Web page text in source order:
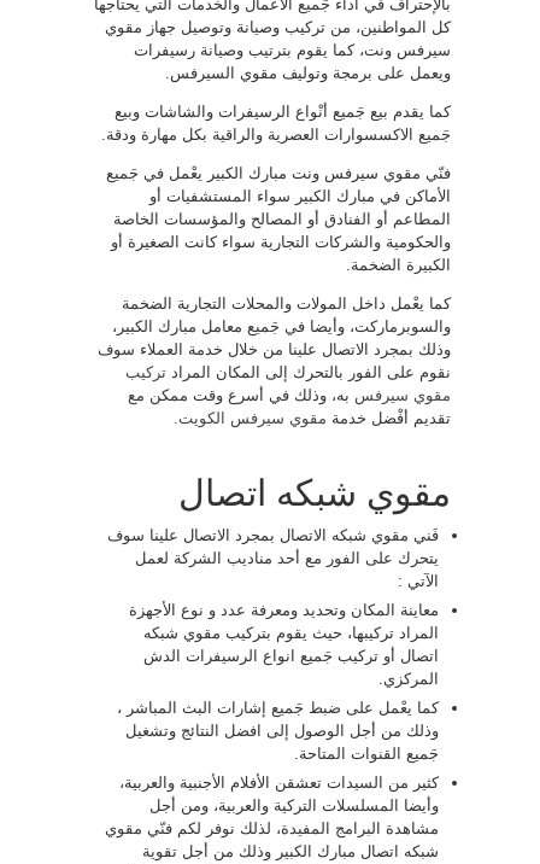
بالإحتراف في أداء جَميع الأعمال والخدمات التي يحتاجها
كل المواطنين، من تركيب وصيانة وتوصيل جهاز مقوي
سيرفس ونت، كما يقوم بترتيب وصيانة رسيفرات
ويعمل على برمجة وتوليف مقوي السيرفس.
كما يقدم بيع جَميع أنْواع الرسيفرات والشاشات وبيع
جَميع الاكسسوارات العصرية والراقية بكل مهارة ودقة.
فنّي مقوي سيرفس ونت مبارك الكبير يعْمل في جَميع
الأماكن في مبارك الكبير سواء المستشفيات أو
المطاعم أو الفنادق أو المصالح والمؤسسات الخاصة
والحكومية والشركات التجارية سواء كانت الصغيرة أو
الكبيرة الضخمة.
كما يعْمل داخل المولات والمحلات التجارية الضخمة
والسوبرماركت، وأيضا في جَميع معامل مبارك الكبير،
وذلك بمجرد الاتصال علينا من خلال خدمة العملاء سوف
نقوم على الفور بالتحرك إلى المكان المراد تركيب
مقوي سيرفس به، وذلك في أسرع وقت ممكن مع
تقديم أفْضل خدمة مقوي سيرفس الكويت.
مقوي شبكه اتصال
فَني مقوي شبكه الاتصال بمجرد الاتصال علينا سوف
يتحرك على الفور مع أحد مناديب الشركة لعمل
الآتي :
معاينة المكان وتحديد ومعرفة عدد و نوع الأجهزة
المراد تركيبها، حيث يقوم بتركيب مقوي شبكه
اتصال أو تركيب جَميع انواع الرسيفرات الدش
المركزي.
كما يعْمل على ضبط جَميع إشارات البث المباشر ،
وذلك من أجل الوصول إلى افضل النتائج وتشغيل
جَميع القنوات المتاحة.
كثير من السيدات تعشقن الأفلام الأجنبية والعربية،
وأيضا المسلسلات التركية والعربية، ومن أجل
مشاهدة البرامج المفيدة، لذلك نوفر لكم فنّي مقوي
شبكه اتصال مبارك الكبير وذلك من أجل تقوية